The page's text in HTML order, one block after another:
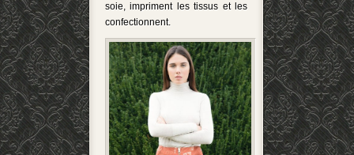
soie, impriment les tissus et les
confectionnent.